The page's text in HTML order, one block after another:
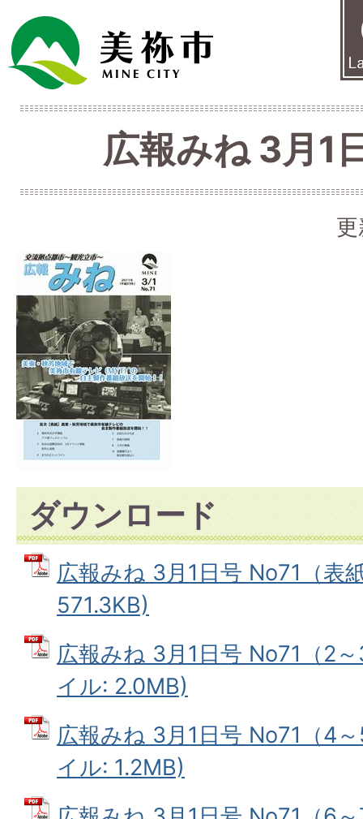
広報みね 3月1
ダウンロード
広報みね 3月1日号 No71（表
571.3KB)
広報みね 3月1日号 No71（2
イル: 2.0MB)
広報みね 3月1日号 No71（4
イル: 1.2MB)